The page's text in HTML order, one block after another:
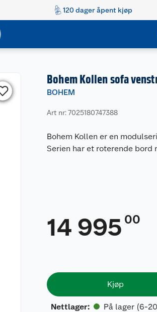
120 dager åpent kjøp
Bohem Kollen sofa
BOHEM
Art nr: 7025180747388
Bohem Kollen er en
Serien har et roterende
14 995 00
Kjøp
Nettlager: På lager (6-